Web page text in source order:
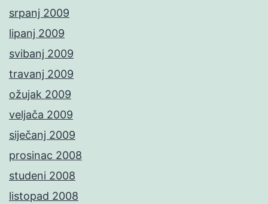
srpanj 2009
lipanj 2009
svibanj 2009
travanj 2009
ožujak 2009
veljača 2009
siječanj 2009
prosinac 2008
studeni 2008
listopad 2008